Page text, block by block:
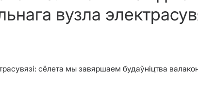
вузла
сёлета мы завяршаем будаўніцтва